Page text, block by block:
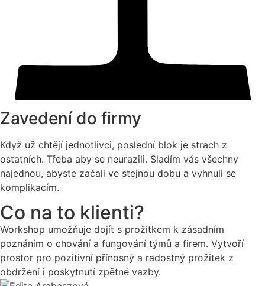
Zavedení do firmy
Když už chtějí jednotlivci, poslední blok je strach z
ostatních. Třeba aby se neurazili. Sladím vás všechny
najednou, abyste začali ve stejnou dobu a vyhnuli se
komplikacím.
Co na to klienti?
Workshop umožňuje dojít s prožitkem k zásadním
poznáním o chování a fungování týmů a firem. Vytvoří
prostor pro pozitivní přínosný a radostný prožitek z
obdržení i poskytnutí zpětné vazby.